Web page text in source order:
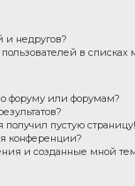
и недругов?
в списках
форуму или форумам?
получил пустую страницу!
конференции?
и созданные мной